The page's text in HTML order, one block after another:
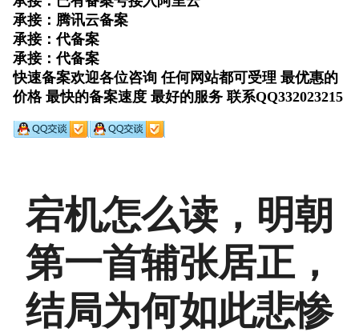
宕机怎么读，明朝
第一首辅张居正，
结局为何如此悲惨